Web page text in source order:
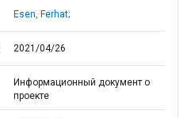
Esen, Ferhat;
2021/04/26
Информационный документ о
проекте